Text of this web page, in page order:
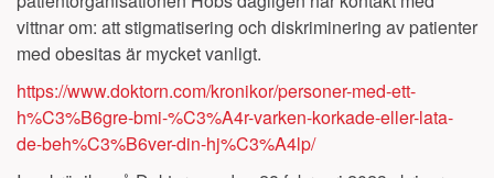
vittnar om: att stigmatisering och diskriminering av patienter
med obesitas är mycket vanligt.
https://www.doktorn.com/kronikor/personer-med-ett-
h%C3%B6gre-bmi-%C3%A4r-varken-korkade-eller-lata-
de-beh%C3%B6ver-din-hj%C3%A4lp/